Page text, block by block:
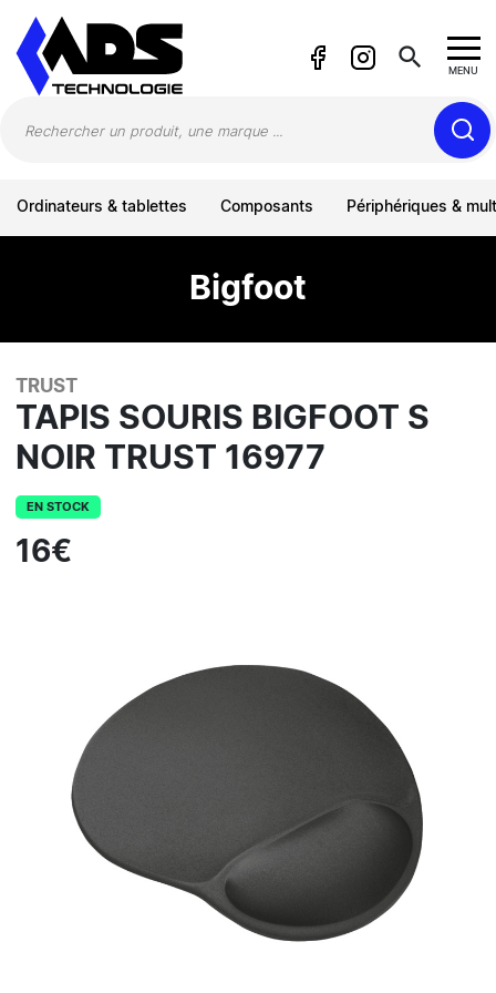
search MENU
Ordinateurs & tablettes Composants Périphériques &
Bigfoot
TRUST
TAPIS SOURIS BIGFOOT S
NOIR TRUST 16977
EN STOCK
16€